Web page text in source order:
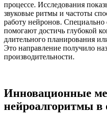
процессе. Исследования
звуковые ритмы и частоты
работу нейронов.
помогают достичь глубокой
длительного планирования
Это направление получило
производительности.
Инновационные
нейроалгоритмы в